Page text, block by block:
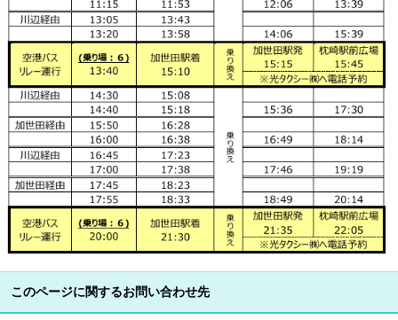
このページに関するお問い合わせ先